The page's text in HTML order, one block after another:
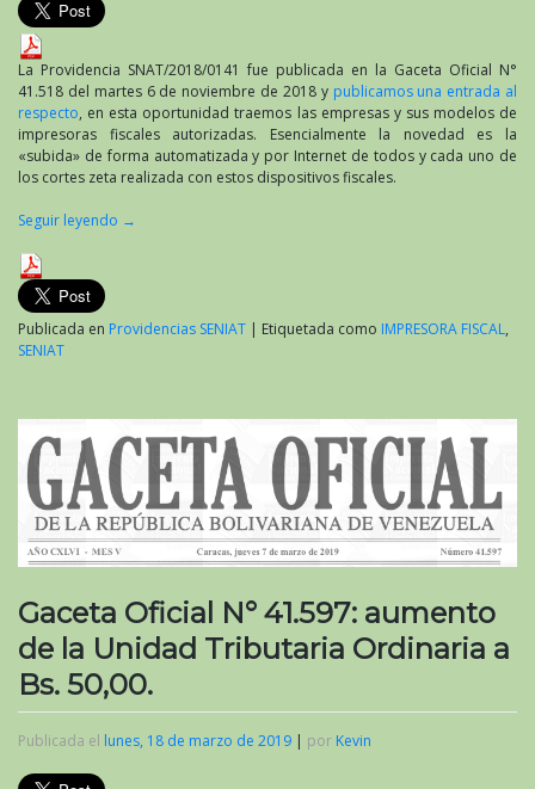
fiscales
autorizadas
Providencia
SNAT/2018/0141
La Providencia SNAT/2018/0141 fue publicada en la Gaceta Oficial N°
41.518 del martes 6 de noviembre de 2018 y publicamos una entrada al
respecto, en esta oportunidad traemos las empresas y sus modelos de
impresoras fiscales autorizadas. Esencialmente la novedad es la
«subida» de forma automatizada y por Internet de todos y cada uno de
los cortes zeta realizada con estos dispositivos fiscales.
Seguir leyendo →
Publicada en Providencias SENIAT | Etiquetada como IMPRESORA FISCAL,
SENIAT
Gaceta Oficial N° 41.597: aumento
de la Unidad Tributaria Ordinaria a
Bs. 50,00.
Publicada el lunes, 18 de marzo de 2019 | por Kevin